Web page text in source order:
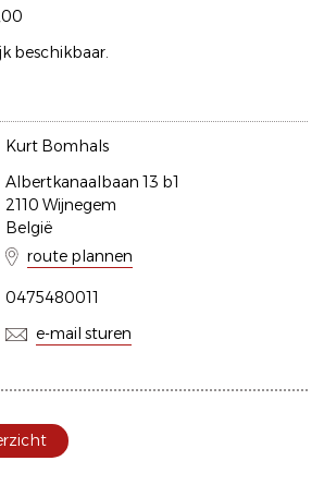
beschikbaar.
Kurt Bomhals
Albertkanaalbaan 13 b1
2110 Wijnegem
België
route plannen
0475480011
e-mail sturen